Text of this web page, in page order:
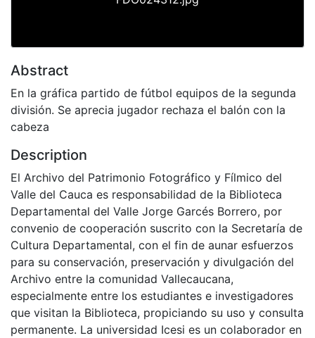
Abstract
En la gráfica partido de fútbol equipos de la segunda
división. Se aprecia jugador rechaza el balón con la
cabeza
Description
El Archivo del Patrimonio Fotográfico y Fílmico del
Valle del Cauca es responsabilidad de la Biblioteca
Departamental del Valle Jorge Garcés Borrero, por
convenio de cooperación suscrito con la Secretaría de
Cultura Departamental, con el fin de aunar esfuerzos
para su conservación, preservación y divulgación del
Archivo entre la comunidad Vallecaucana,
especialmente entre los estudiantes e investigadores
que visitan la Biblioteca, propiciando su uso y consulta
permanente. La universidad Icesi es un colaborador en